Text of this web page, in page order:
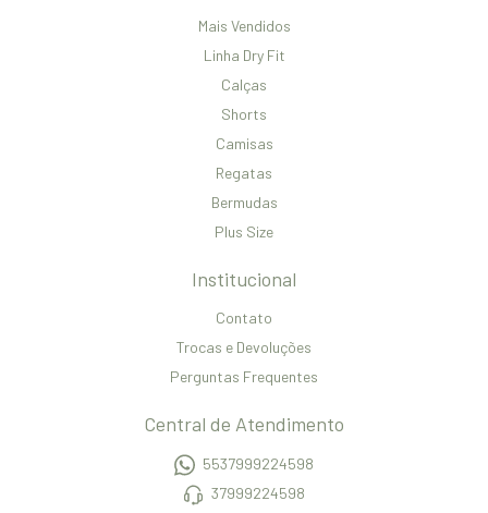
Mais Vendidos
Linha Dry Fit
Calças
Shorts
Camisas
Regatas
Bermudas
Plus Size
Institucional
Contato
Trocas e Devoluções
Perguntas Frequentes
Central de Atendimento
5537999224598
37999224598